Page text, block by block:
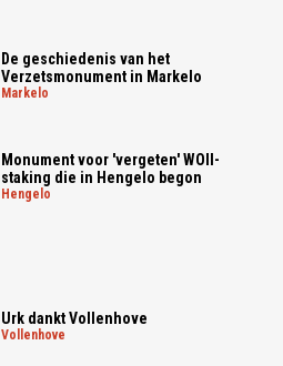
De geschiedenis van het
Verzetsmonument in Markelo
markelo
Monument voor 'vergeten' WOII-
staking die in Hengelo begon
hengelo
Urk dankt Vollenhove
vollenhove